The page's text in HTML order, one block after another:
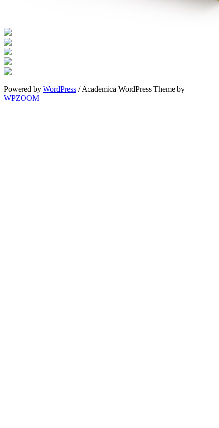
Powered by WordPress / Academica WordPress Theme by
WPZOOM